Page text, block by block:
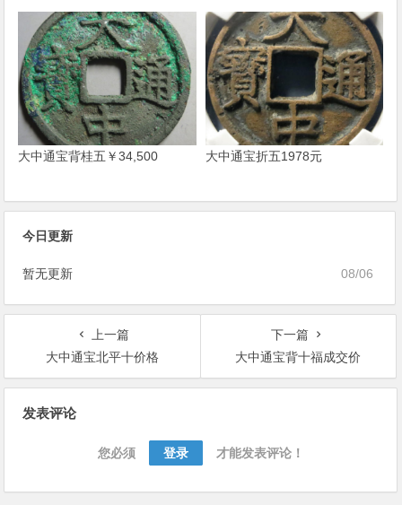
大中通宝背桂五￥34,500 大中通宝折五1978元
今日更新
08/06
暂无更新
上一篇
大中通宝北平十价格
下一篇
大中通宝背十福成交价
发表评论
您必须 登录 才能发表评论！